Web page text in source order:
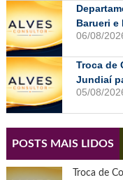
Barueri e
06/08/
Troca de
Jundiaí
05/08/
POSTS MAIS LIDOS
Troca de